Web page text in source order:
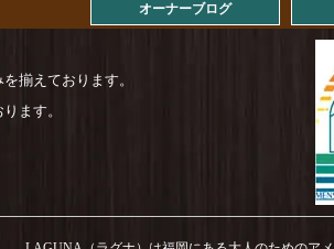
STRASSBURGER :
Straight ZF Aging
Levi's : 569
NEWHATTAN :
を更新しました！
NEWHATTAN :
オーナーブログ
揃えております。
ます。